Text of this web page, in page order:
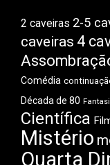
2 caveiras 2-5
caveiras 4
Comédia
Década de 80
Científica
Mistério
Quarta